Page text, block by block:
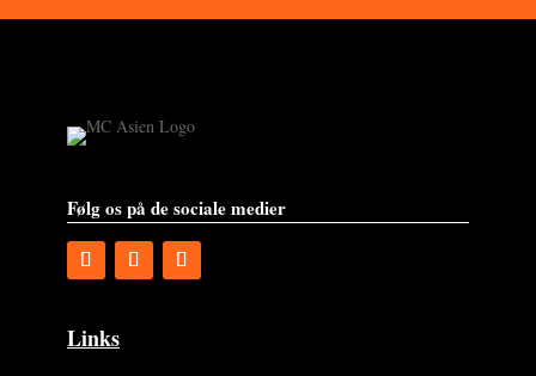
Følg os på de sociale medier
Links